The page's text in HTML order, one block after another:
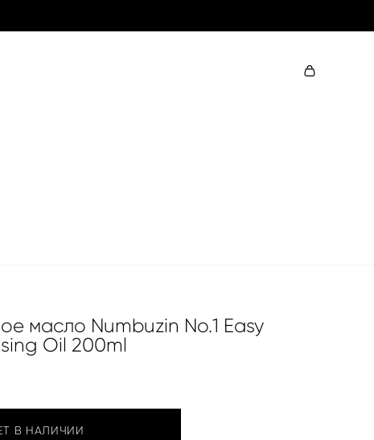
масло Numbuzin No.1 Easy
Oil 200ml
В НАЛИЧИИ